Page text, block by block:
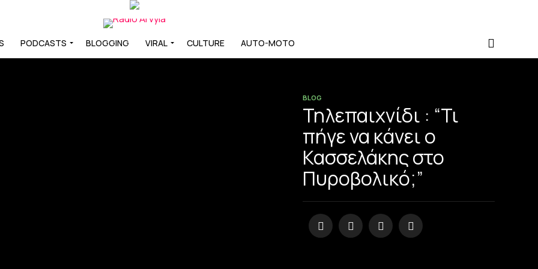
PODCASTS BLOGGING VIRAL CULTURE AUTO-MOTO
BLOG
Τηλεπαιχνίδι : “Τι
πήγε να κάνει ο
Κασσελάκης στο
Πυροβολικό;”